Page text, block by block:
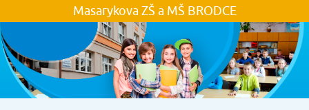
Masarykova ZŠ a MŠ BRODCE